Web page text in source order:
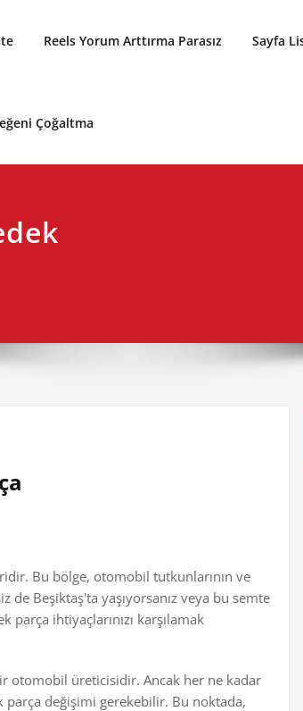
Reels Yorum Arttırma Parasız Sayfa
Çoğaltma
Bu bölge, otomobil tutkunlarının ve
Beşiktaş'ta yaşıyorsanız veya bu semte
parça ihtiyaçlarınızı karşılamak
otomobil üreticisidir. Ancak her ne kadar
değişimi gerekebilir. Bu noktada,